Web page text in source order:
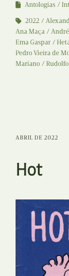
Antologias
2022
Ana Maça
Ema Gaspar
Pedro Vieira de
Mariano
Rudolfo
ABRIL DE 2022
Hot